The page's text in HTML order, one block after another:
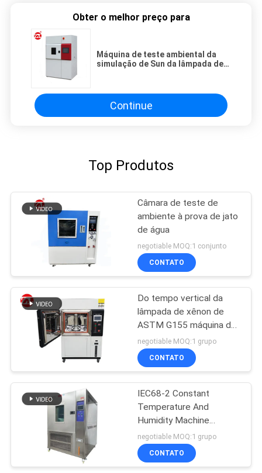
Obter o melhor preço para
Máquina de teste ambiental da
simulação de Sun da lâmpada de
Continue
Top Produtos
Câmara de teste de
ambiente à prova de jato
de água
negotiable MOQ:1 conjunto
CONTATO
Do tempo vertical da
lâmpada de xênon de
ASTM G155 máquina de
teste resistente
negotiable MOQ:1 grupo
CONTATO
IEC68-2 Constant
Temperature And
Humidity Machine
programável
negotiable MOQ:1 grupo
CONTATO